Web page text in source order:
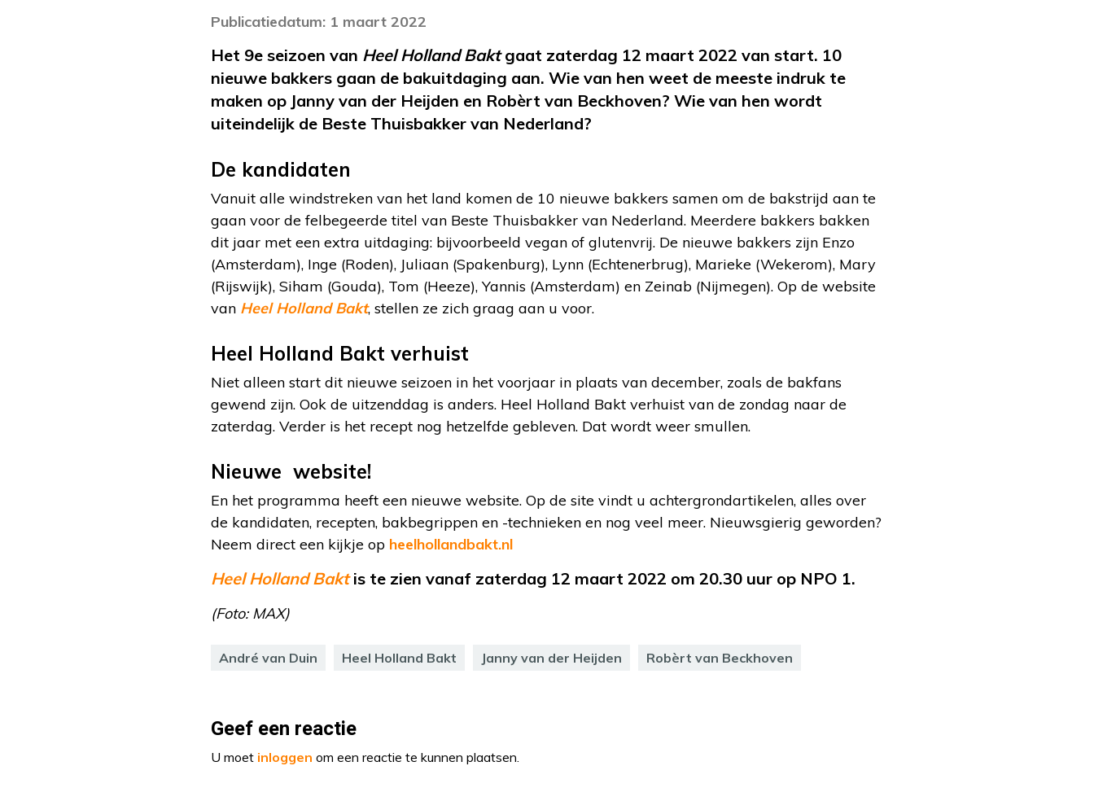
Publicatiedatum: 1 maart 2022
Het 9e seizoen van Heel Holland Baktgaat zaterdag 12 maart 2022 van start. 10
nieuwe bakkers gaan de bakuitdaging aan. Wie van hen weet de meeste indruk te
maken op Janny van der Heijden en Robèrt van Beckhoven? Wie van hen wordt
uiteindelijk de Beste Thuisbakker van Nederland?
De kandidaten
Vanuit alle windstreken van het land komen de 10 nieuwe bakkers samen om de bakstrijd aan te
gaan voor de felbegeerde titel van Beste Thuisbakker van Nederland. Meerdere bakkers bakken
dit jaar met een extra uitdaging: bijvoorbeeld vegan of glutenvrij. De nieuwe bakkers zijn Enzo
(Amsterdam), Inge (Roden), Juliaan (Spakenburg), Lynn (Echtenerbrug), Marieke (Wekerom), Mary
(Rijswijk), Siham (Gouda), Tom (Heeze), Yannis (Amsterdam) en Zeinab (Nijmegen). Op de website
van Heel Holland Bakt, stellen ze zich graag aan u voor.
Heel Holland Bakt verhuist
Niet alleen start dit nieuwe seizoen in het voorjaar in plaats van december, zoals de bakfans
gewend zijn. Ook de uitzenddag is anders. Heel Holland Bakt verhuist van de zondag naar de
zaterdag. Verder is het recept nog hetzelfde gebleven. Dat wordt weer smullen.
Nieuwe website!
En het programma heeft een nieuwe website. Op de site vindt u achtergrondartikelen, alles over
de kandidaten, recepten, bakbegrippen en -technieken en nog veel meer. Nieuwsgierig geworden?
Neem direct een kijkje op heelhollandbakt.nl
Heel Holland Baktis te zien vanaf zaterdag 12 maart 2022 om 20.30 uur op NPO 1.
(Foto: MAX)
André van Duin Heel Holland Bakt Janny van der Heijden Robèrt van Beckhoven
Geef een reactie
U moet inloggen om een reactie te kunnen plaatsen.